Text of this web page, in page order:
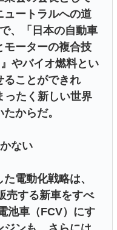
ュートラルへの道
、「日本の自動車
モーターの複合技
やバイオ燃料とい
ることができれ
ったく新しい世界
からだ。
ない
電動化戦略は、
売する新車をすべ
池車（FCV）にす